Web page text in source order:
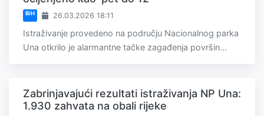
BiH 26.03.2026 18:11
Istraživanje provedeno na području Nacionalnog parka
Una otkrilo je alarmantne tačke zagađenja površin...
Zabrinjavajući rezultati istraživanja NP Una:
1.930 zahvata na obali rijeke